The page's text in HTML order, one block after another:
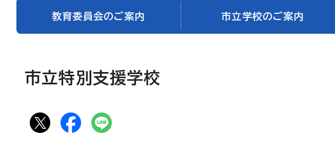
教育委員会のご案内 市立学校のご案内
市立特別支援学校